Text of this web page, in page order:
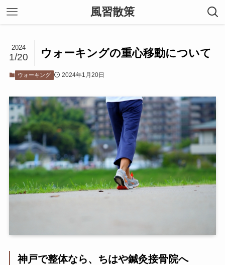
風習散策
ウォーキングの重心移動について
2024
1/20
ウォーキング 2024年1月20日
神戸で整体なら、ちはや鍼灸接骨院へ